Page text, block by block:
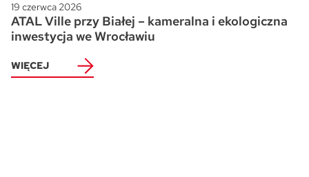
19 czerwca 2026
ATAL Ville przy Białej – kameralna i ekologiczna
inwestycja we Wrocławiu
WIĘCEJ